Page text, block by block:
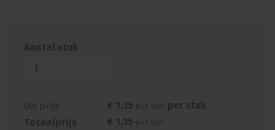
Aantal stuk
Uw prijs € 1 ,35 incl. btw.
per stuk
Totaalprijs
€ 1 ,35 incl. btw.